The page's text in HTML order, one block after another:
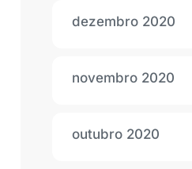
dezembro 2020
novembro 2020
outubro 2020